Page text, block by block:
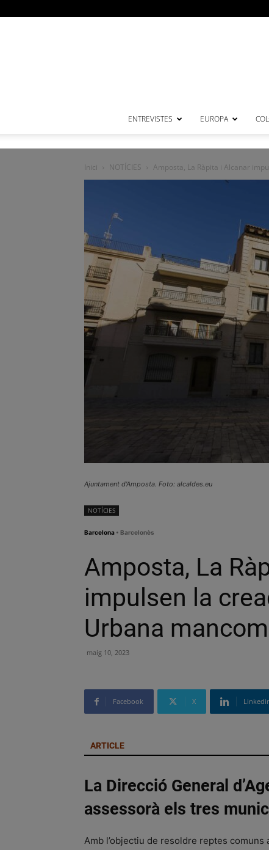
ENTREVISTES EUROPA
Inici NOTÍCIES Amposta, La Ràpita i Alcanar
Ajuntament d'Amposta. Foto: alcaldes.eu
NOTÍCIES
Barcelona • Barcelonès
Amposta, La
impulsen la
Urbana
maig 10, 2023
Facebook X
ARTICLE
La Direcció General
assessorà els tres
Amb l’objectiu de resoldre reptes